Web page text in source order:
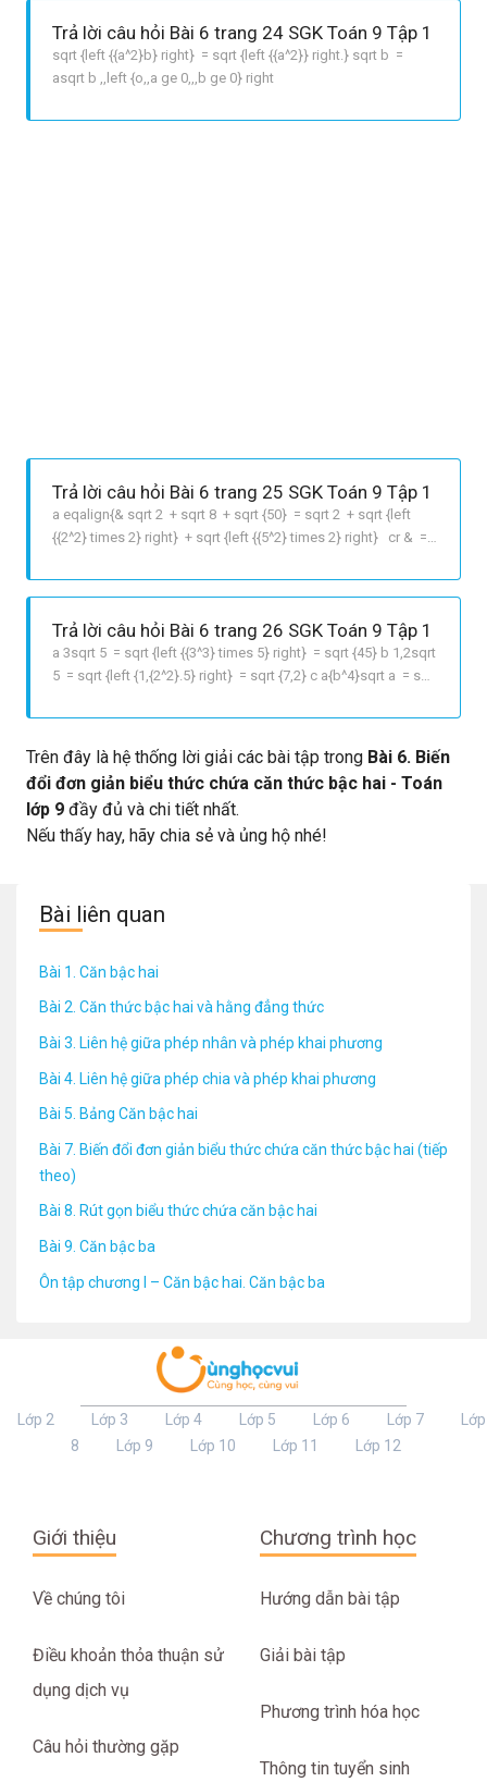
Trả lời câu hỏi Bài 6 trang 24 SGK Toán 9 Tập 1
sqrt {left {{a^2}b} right} = sqrt {left {{a^2}} right.} sqrt b =
asqrt b ,,left {o,,a ge 0,,,b ge 0} right
Trả lời câu hỏi Bài 6 trang 25 SGK Toán 9 Tập 1
a eqalign{& sqrt 2 + sqrt 8 + sqrt {50} = sqrt 2 + sqrt {left
{{2^2} times 2} right} + sqrt {left {{5^2} times 2} right} cr & =
sqrt {27} sqrt {45} + sqrt 5 = 4sqrt 3 + sqrt {left {{3^2}
Trả lời câu hỏi Bài 6 trang 26 SGK Toán 9 Tập 1
a 3sqrt 5 = sqrt {left {{3^3} times 5} right} = sqrt {45} b 1,2sqrt
5 = sqrt {left {1,{2^2}.5} right} = sqrt {7,2} c a{b^4}sqrt a = sqrt
right} = sqrt {{a^3}{b^8}} d 2
Trên đây là hệ thống lời giải các bài tập trong Bài 6. Biến
đổi đơn giản biểu thức chứa căn thức bậc hai - Toán
lớp 9 đầy đủ và chi tiết nhất.
Nếu thấy hay, hãy chia sẻ và ủng hộ nhé!
Bài liên quan
Bài 1. Căn bậc hai
Bài 2. Căn thức bậc hai và hằng đẳng thức
Bài 3. Liên hệ giữa phép nhân và phép khai phương
Bài 4. Liên hệ giữa phép chia và phép khai phương
Bài 5. Bảng Căn bậc hai
Bài 7. Biến đổi đơn giản biểu thức chứa căn thức bậc hai (tiếp
theo)
Bài 8. Rút gọn biểu thức chứa căn bậc hai
Bài 9. Căn bậc ba
Ôn tập chương I – Căn bậc hai. Căn bậc ba
Lớp 2 Lớp 3 Lớp 4 Lớp 5 Lớp 6 Lớp 7
Lớp
8
Lớp 9 Lớp 10 Lớp 11 Lớp 12
Giới thiệu
Về chúng tôi
Điều khoản thỏa thuận sử
dụng dịch vụ
Câu hỏi thường gặp
Chương trình học
Hướng dẫn bài tập
Giải bài tập
Phương trình hóa học
Thông tin tuyển sinh